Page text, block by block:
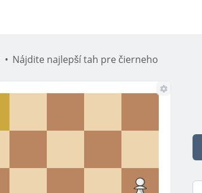
• Nájdite najlepší tah pre čierneho